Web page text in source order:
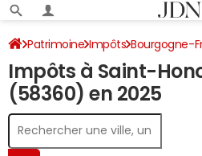
Patrimoine Impôts Bourgogne-
Saint-Honoré-les-Bains Impôt sur
Impôts à Saint-
(58360) en 2025